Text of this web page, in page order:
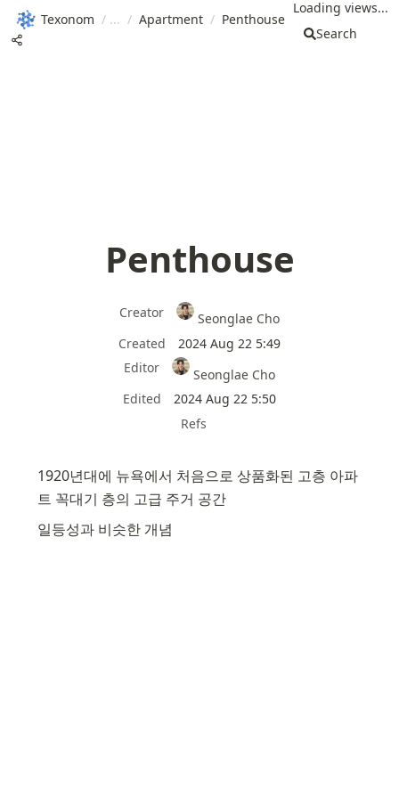
Texonom / / Apartment / Penthouse
Loading views...
Search
Penthouse
Creator
Seonglae Cho
Created
2024 Aug 22 5:49
Editor
Seonglae Cho
Edited
2024 Aug 22 5:50
Refs
1920년대에 뉴욕에서 처음으로 상품화된 고층 아파
트 꼭대기 층의 고급 주거 공간
일등성과 비슷한 개념